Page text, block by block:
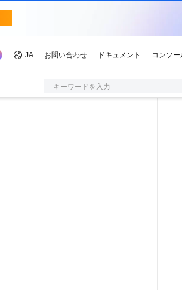
キーワードを入力